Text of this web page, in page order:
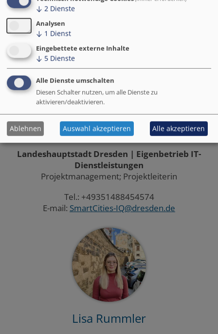
IoT-Technologien zum Einsatz kommen.
Kontakt
Johanna Sittel
Landeshauptstadt Dresden | Eigenbetrieb IT-
Dienstleistungen
Projektmanagement; Projektleiterin
Tel.: +49351488454574
E-mail: SmartCities-IQ@dresden.de
Lisa Rummler
↓ 2 Dienste
Analysen
↓ 1 Dienst
Eingebettete externe Inhalte
↓ 5 Dienste
Alle Dienste umschalten
Diesen Schalter nutzen, um alle Dienste zu
aktivieren/deaktivieren.
Ablehnen Auswahl akzeptieren Alle akzeptieren